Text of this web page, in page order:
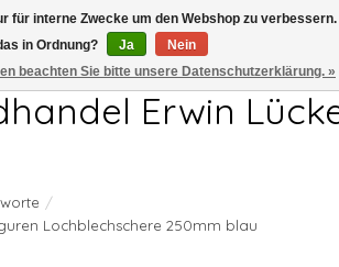
DO 7.00-17.00Uhr FR 7.00-13.00Uhr
Erwin
/
Lochblechschere 250mm blau
für interne Zwecke um den Webshop zu verbessern.
in Ordnung?
Ja
Nein
beachten Sie bitte unsere Datenschutzerklärung. »